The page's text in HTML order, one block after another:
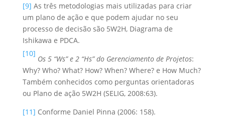
[9] As três metodologias mais utilizadas para criar
um plano de ação e que podem ajudar no seu
processo de decisão são 5W2H, Diagrama de
Ishikawa e PDCA.
[10]
Os 5 “Ws” e 2 “Hs” do Gerenciamento de Projetos:
Why? Who? What? How? When? Where? e How Much?
Também conhecidos como perguntas orientadoras
ou Plano de ação 5W2H (SELIG, 2008:63).
[11] Conforme Daniel Pinna (2006: 158).